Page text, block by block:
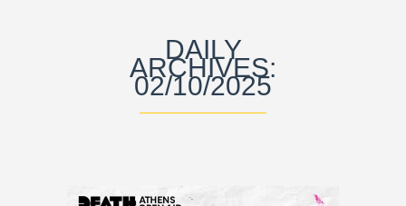
DAILY
ARCHIVES:
02/10/2025